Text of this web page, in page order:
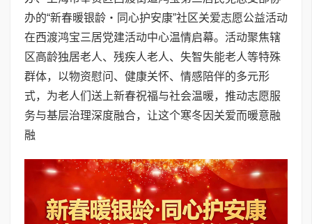
办的“新春暖银龄・同心护安康”社区关爱志愿公益活动
在西渡鸿宝三居党建活动中心温情启幕。活动聚焦辖
区高龄独居老人、残疾人老人、失智失能老人等特殊
群体，以物资慰问、健康关怀、情感陪伴的多元形
式，为老人们送上新春祝福与社会温暖，推动志愿服
务与基层治理深度融合，让这个寒冬因关爱而暖意融
融